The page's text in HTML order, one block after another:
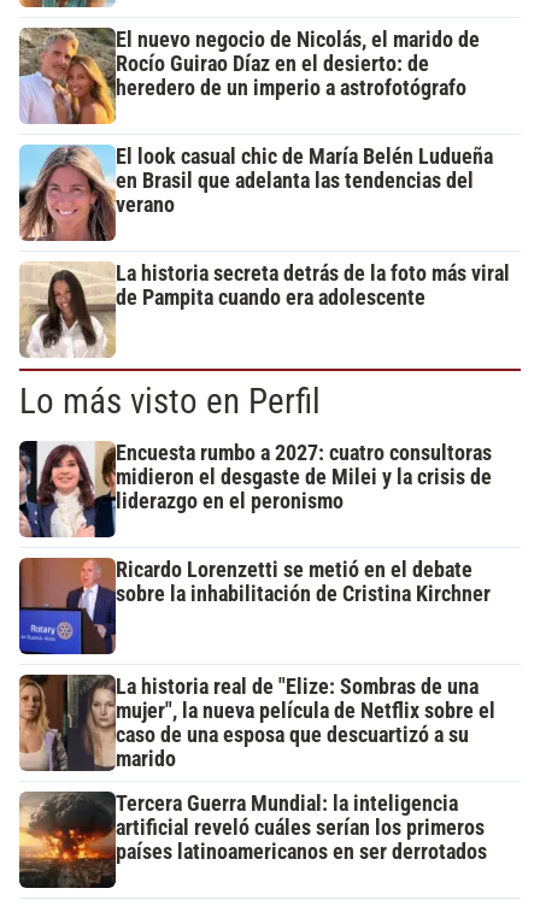
El nuevo negocio de Nicolás, el marido de
Rocío Guirao Díaz en el desierto: de
heredero de un imperio a astrofotógrafo
El look casual chic de María Belén Ludueña
en Brasil que adelanta las tendencias del
verano
La historia secreta detrás de la foto más viral
de Pampita cuando era adolescente
Lo más visto en Perfil
Encuesta rumbo a 2027: cuatro consultoras
midieron el desgaste de Milei y la crisis de
liderazgo en el peronismo
Ricardo Lorenzetti se metió en el debate
sobre la inhabilitación de Cristina Kirchner
La historia real de "Elize: Sombras de una
mujer", la nueva película de Netflix sobre el
caso de una esposa que descuartizó a su
marido
Tercera Guerra Mundial: la inteligencia
artificial reveló cuáles serían los primeros
países latinoamericanos en ser derrotados